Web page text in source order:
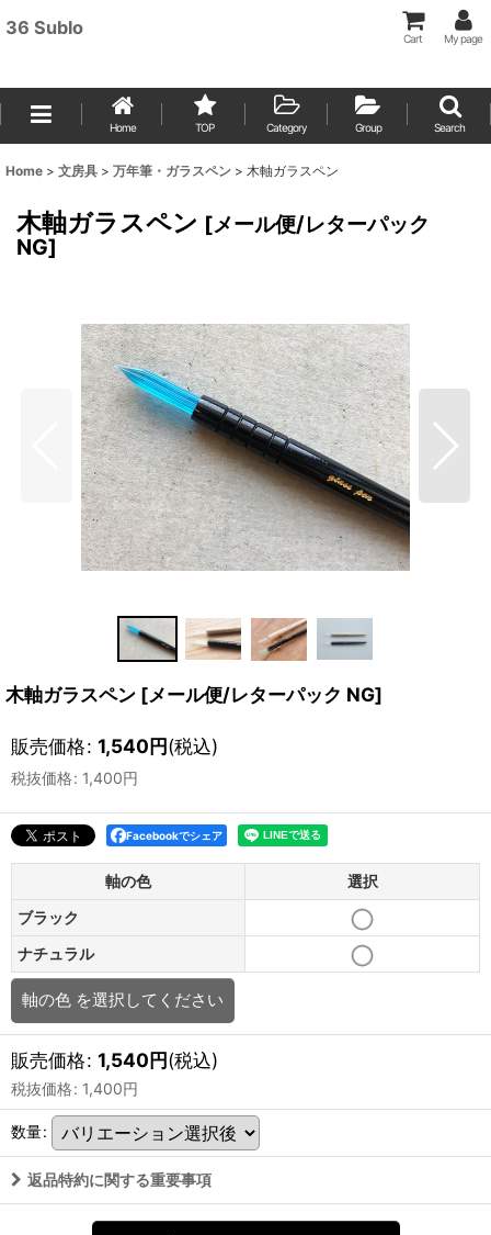
36 Sublo
Cart My page
Home TOP Category Group Search
Home > 文房具 > 万年筆・ガラスペン > 木軸ガラスペン
木軸ガラスペン [メール便/レターパック
NG]
木軸ガラスペン [メール便/レターパック NG]
販売価格: 1,540円(税込)
税抜価格: 1,400円
Facebookでシェア
軸の色
選択
ブラック
ナチュラル
軸の色 を選択してください
販売価格: 1,540円(税込)
税抜価格: 1,400円
数量:
返品特約に関する重要事項